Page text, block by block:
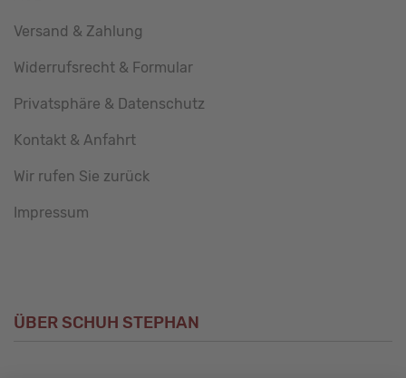
Versand & Zahlung
Widerrufsrecht & Formular
Privatsphäre & Datenschutz
Kontakt & Anfahrt
Wir rufen Sie zurück
Impressum
ÜBER SCHUH STEPHAN